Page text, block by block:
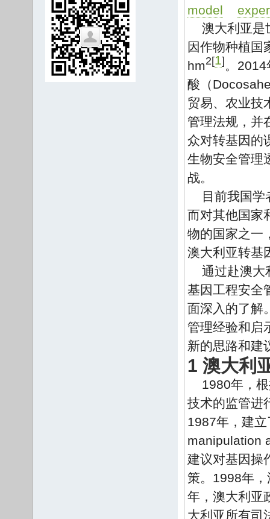
model
澳大利亚是
因作物种植国
hm2[1] 。
酸（
贸易、农业技
管理法规，并
众对转基因的
生物安全管理
战。
目前我国
而对其他国家
物的国家之一
澳大利亚转基
通过赴澳大
基因工程安全
面深入的了解
管理经验和启
新的思路和建
1 澳大利
1980年，
技术的监管进
1987年，建
manipulation
建议对基因操
策。1998年
年，澳大利亚
大利亚所有司